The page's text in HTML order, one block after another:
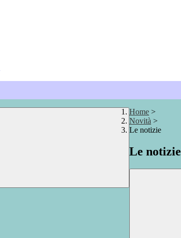
Home >
Novità >
Le notizie
Le notizie